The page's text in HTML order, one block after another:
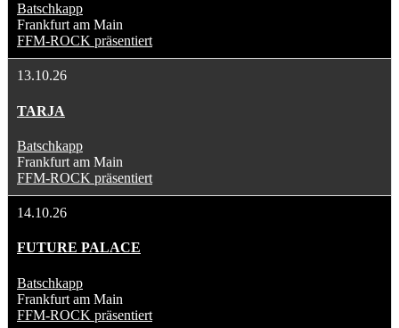
Batschkapp
Frankfurt am Main
FFM-ROCK präsentiert
13.10.26
TARJA
Batschkapp
Frankfurt am Main
FFM-ROCK präsentiert
14.10.26
FUTURE PALACE
Batschkapp
Frankfurt am Main
FFM-ROCK präsentiert